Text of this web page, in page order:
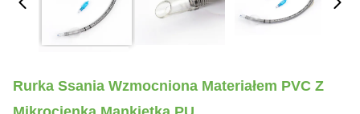
Rurka Ssania Wzmocniona Materiałem PVC Z